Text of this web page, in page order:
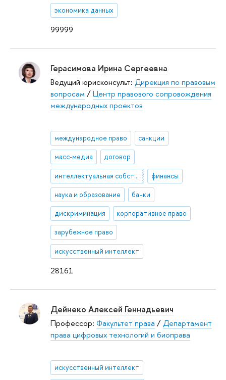
99999
экономика данных
28161
Герасимова Ирина Сергеевна
Ведущий юрисконсульт: Дирекция по правовым
вопросам /Центр правового сопровождения
международных проектов
международное право санкции
масс-медиа договор
интеллектуальная собственность финансы
наука и образование банки
дискриминация корпоративное право
зарубежное право
искусственный интеллект
Дейнеко Алексей Геннадьевич
Профессор: Факультет права /Департамент
права цифровых технологий и биоправа
искусственный интеллект